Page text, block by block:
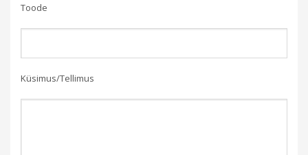
Toode
Küsimus/Tellimus